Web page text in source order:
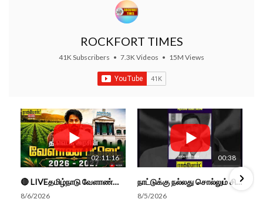
ROCKFORT TIMES
41K Subscribers • 7.3K Videos • 15M Views
02:11:16
🔴 LIVEதமிழ்நாடு வேளாண்மை நிதிநிலை அறிக்கை - 2026-27 |TN Agriculture Budget #live #budget #video #cm
8/6/2026
00:38
நாட்டுக்கு நல்லது சொல்லும் சிறப்பான மேடைப்பேச்சு... #shorts #subscribe #video
8/5/2026